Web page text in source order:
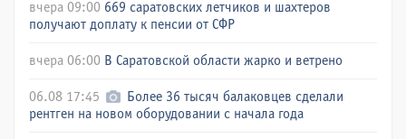
вчера 09:00 669 саратовских летчиков и шахтеров
получают доплату к пенсии от СФР
вчера 06:00 В Саратовской области жарко и ветрено
06.08 17:45
Более 36 тысяч балаковцев сделали
рентген на новом оборудовании с начала года